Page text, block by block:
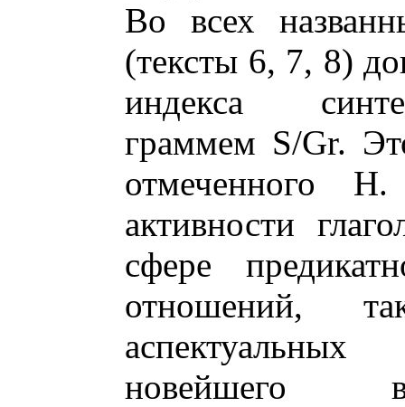
Во всех
(тексты 6, 7, 8)
индекса
граммем S/Gr.
отмеченного
активности
сфере
отношений,
новейшего